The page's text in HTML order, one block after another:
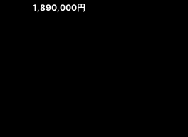
1,890,000円